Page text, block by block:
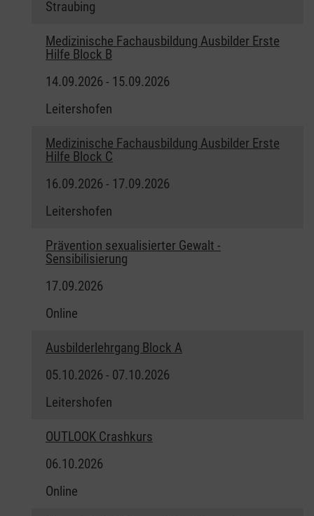
Straubing
Medizinische Fachausbildung Ausbilder Erste
Hilfe Block B
14.09.2026 - 15.09.2026
Leitershofen
Medizinische Fachausbildung Ausbilder Erste
Hilfe Block C
16.09.2026 - 17.09.2026
Leitershofen
Prävention sexualisierter Gewalt -
Sensibilisierung
17.09.2026
Online
Ausbilderlehrgang Block A
05.10.2026 - 07.10.2026
Leitershofen
OUTLOOK Crashkurs
06.10.2026
Online